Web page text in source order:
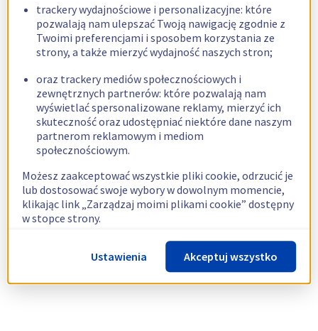
trackery wydajnościowe i personalizacyjne: które
pozwalają nam ulepszać Twoją nawigację zgodnie z
Twoimi preferencjami i sposobem korzystania ze
strony, a także mierzyć wydajność naszych stron;
oraz trackery mediów społecznościowych i
zewnętrznych partnerów: które pozwalają nam
wyświetlać spersonalizowane reklamy, mierzyć ich
skuteczność oraz udostępniać niektóre dane naszym
partnerom reklamowym i mediom
społecznościowym.
Możesz zaakceptować wszystkie pliki cookie, odrzucić je
lub dostosować swoje wybory w dowolnym momencie,
klikając link „Zarządzaj moimi plikami cookie” dostępny
w stopce strony.
Więcej informacji znajdziesz w naszejpolityce
dotyczącej wykorzystywania plików cookie.
Ustawienia Akceptuj wszystko